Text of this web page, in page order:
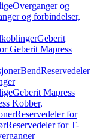
Overganger og
og forbindelser,
Geberit
Geberit Mapress
BendReservedeler
Geberit Mapress
Kobber,
Reservedeler for
Reservedeler for T-